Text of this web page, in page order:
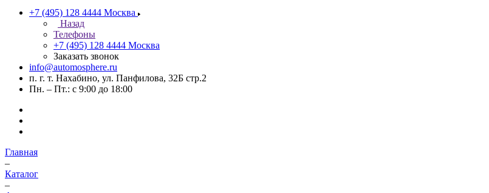
+7 (495) 128 4444 Москва
Назад
Телефоны
+7 (495) 128 4444 Москва
Заказать звонок
info@automosphere.ru
п. г. т. Нахабино, ул. Панфилова, 32Б стр.2
Пн. – Пт.: с 9:00 до 18:00
Главная
–
Каталог
–